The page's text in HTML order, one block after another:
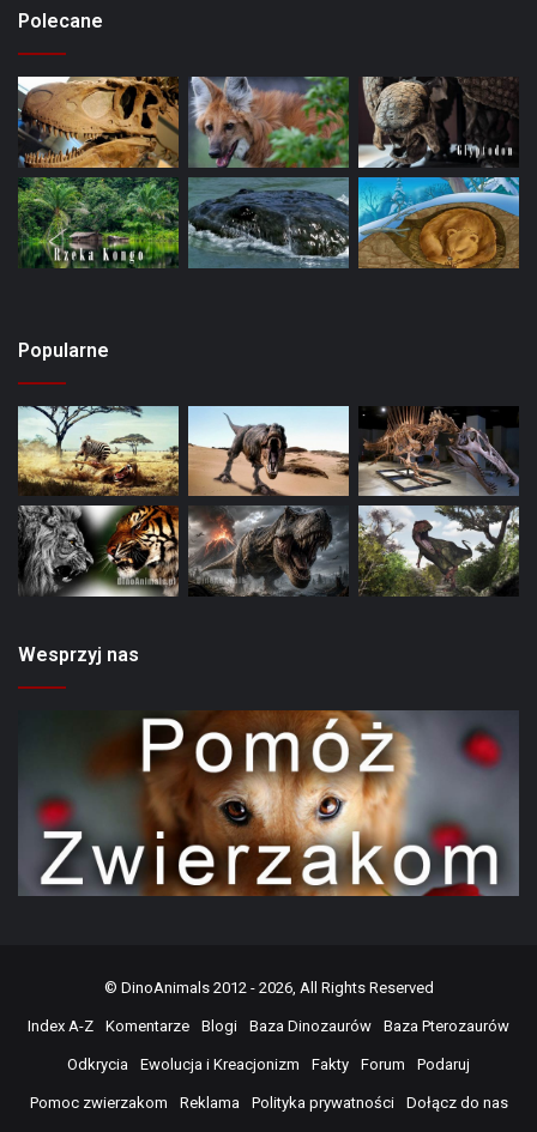
Polecane
Popularne
Wesprzyj nas
© DinoAnimals2012 - 2026, All Rights Reserved
Index A-Z Komentarze Blogi Baza Dinozaurów Baza Pterozaurów
Odkrycia Ewolucja i Kreacjonizm Fakty Forum Podaruj
Pomoc zwierzakom Reklama Polityka prywatności Dołącz do nas